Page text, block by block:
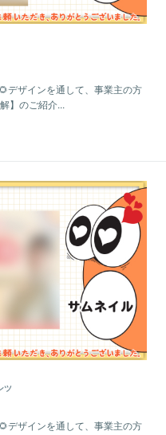
デザインを通して、事業主の方
】のご紹介...
ツ
デザインを通して、事業主の方